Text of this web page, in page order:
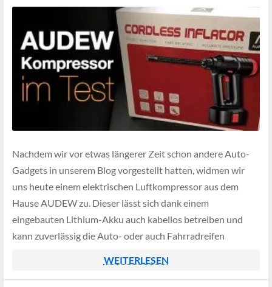
Nachdem wir vor etwas längerer Zeit schon andere Auto-
Gadgets in unserem Blog vorgestellt hatten, widmen wir
uns heute einem elektrischen Luftkompressor aus dem
Hause AUDEW zu. Dieser lässt sich dank einem
eingebauten Lithium-Akku auch kabellos betreiben und
kann zuverlässig die Auto- oder auch Fahrradreifen
WEITERLESEN